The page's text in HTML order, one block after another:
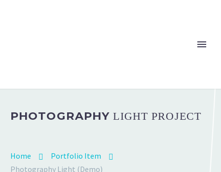
PHOTOGRAPHYLIGHT PROJECT
Home
Portfolio Item
Photography Light (Demo)